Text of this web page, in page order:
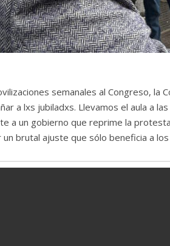
semanales al Congreso, la
a lxs jubiladxs. Llevamos el aula a
a un gobierno que reprime la
brutal ajuste que sólo beneficia a